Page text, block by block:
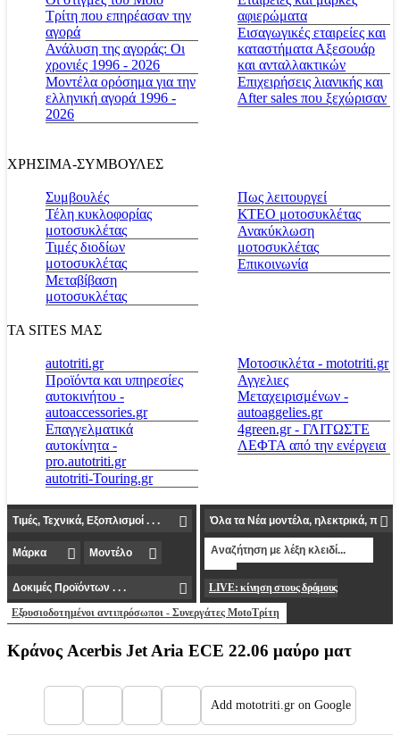
Τρίτη που επηρέασαν την
αγορά
Ανάλυση της αγοράς: Οι
χρονιές 1996 - 2026
Μοντέλα ορόσημα για την
ελληνική αγορά 1996 -
2026
αφιερώματα
Εισαγωγικές εταιρείες και
καταστήματα Αξεσουάρ
και ανταλλακτικών
Επιχειρήσεις λιανικής και
After sales που ξεχώρισαν
ΧΡΗΣΙΜΑ-ΣΥΜΒΟΥΛΕΣ
Συμβουλές
Τέλη κυκλοφορίας
μοτοσυκλέτας
Τιμές διοδίων
μοτοσυκλέτας
Μεταβίβαση
μοτοσυκλέτας
Πως λειτουργεί
ΚΤΕΟ μοτοσυκλέτας
Ανακύκλωση
μοτοσυκλέτας
Επικοινωνία
ΤΑ SITES ΜΑΣ
autotriti.gr
Προϊόντα και υπηρεσίες
αυτοκινήτου -
autoaccessories.gr
Επαγγελματικά
αυτοκίνητα -
pro.autotriti.gr
autotriti-Touring.gr
Μοτοσικλέτα - mototriti.gr
Αγγελιες
Μεταχειρισμένων -
autoaggelies.gr
4green.gr - ΓΛΙΤΩΣΤΕ
ΛΕΦΤΑ από την ενέργεια
LIVE: κίνηση στους δρόμους
Εξουσιοδοτημένοι αντιπρόσωποι - Συνεργάτες MotoΤρίτη
Κράνος Acerbis Jet Aria ECE 22.06 μαύρο ματ
Add mototriti.gr on Google